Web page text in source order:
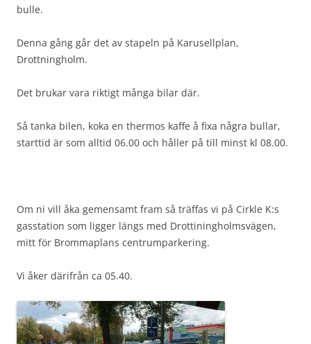
bulle.
Denna gång går det av stapeln på Karusellplan,
Drottningholm.
Det brukar vara riktigt många bilar där.
Så tanka bilen, koka en thermos kaffe å fixa några bullar,
starttid är som alltid 06.00 och håller på till minst kl 08.00.
Om ni vill åka gemensamt fram så träffas vi på Cirkle K:s
gasstation som ligger längs med Drottiningholmsvägen,
mitt för Brommaplans centrumparkering.
Vi åker därifrån ca 05.40.